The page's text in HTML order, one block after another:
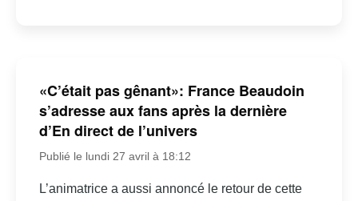
«C’était pas gênant»: France Beaudoin
s’adresse aux fans après la dernière
d’En direct de l’univers
Publié le lundi 27 avril à 18:12
L’animatrice a aussi annoncé le retour de cette